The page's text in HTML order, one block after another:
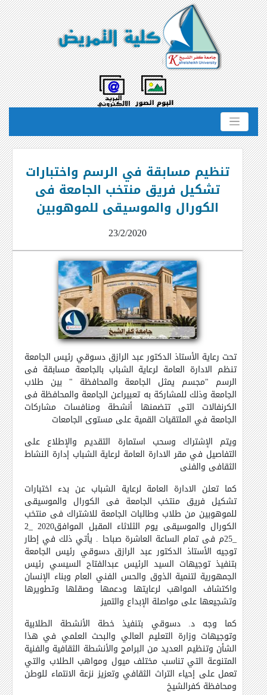
تنظيم مسابقة في الرسم واختبارات
تشكيل فريق منتخب الجامعة فى
الكورال والموسيقى للموهوبين
23/2/2020
تحت رعاية الأستاذ الدكتور عبد الرازق دسوقي رئيس الجامعة
تنظم الادارة العامة لرعاية الشباب بالجامعة مسابقة فى
الرسم "مجسم يمثل الجامعة والمحافظة " بين طلاب
الجامعة وذلك للمشاركة به تعبيراعن الجامعة والمحافظة فى
الكرنفالات التى تتضمنها أنشطة ومنافسات مشاركات
الجامعة في الملتقيات القمية على مستوى الجامعات
ويتم الإشتراك وسحب استمارة التقديم والإطلاع على
التفاصيل في مقر الادارة العامة لرعاية الشباب إدارة النشاط
الثقافى والفنى
كما تعلن الادارة العامة لرعاية الشباب عن بدء اختبارات
تشكيل فريق منتخب الجامعة فى الكورال والموسيقى
للموهوبين من طلاب وطالبات الجامعة للاشتراك فى منتخب
الكورال والموسيقى يوم الثلاثاء المقبل الموافق2020 _2
_25م فى تمام الساعة العاشرة صباحا . يأتي ذلك في إطار
توجيه الأستاذ الدكتور عبد الرازق دسوقي رئيس الجامعة
بتنفيذ توجيهات السيد الرئيس عبدالفتاح السيسي رئيس
الجمهورية لتنمية الذوق والحس الفني العام وبناء الإنسان
واكتشاف المواهب لرعايتها ودعمها وصقلها وتطويرها
وتشجيعها على مواصلة الإبداع والتميز
كما وجه د. دسوقي بتنفيذ خطة الأنشطة الطلابية
وتوجيهات وزارة التعليم العالي والبحث العلمي في هذا
الشأن وتنظيم العديد من البرامج والأنشطة الثقافية والفنية
المتنوعة التي تناسب مختلف ميول ومواهب الطلاب والتي
تعمل على إحياء التراث الثقافي وتعزيز نزعة الانتماء للوطن
ومحافظة كفرالشيخ